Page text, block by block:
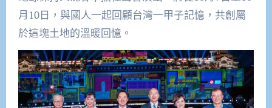
月10日，與國人一起回顧台灣一甲子記憶，共創屬
於這塊土地的溫暖回憶。